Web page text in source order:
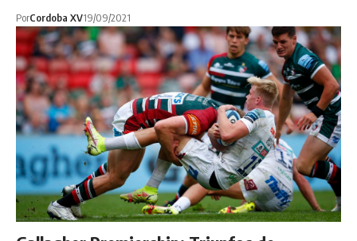
PorCordoba XV19/09/2021